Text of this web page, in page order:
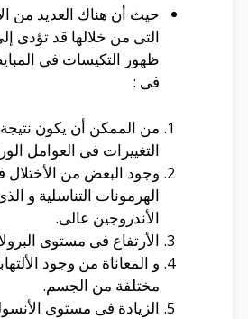
حيث أن هناك العديد من
التى من خلالها قد تؤدى
ظهور التكيسات فى
فى :
من الممكن أن يكون
التغييرات فى العوامل
وجود البعض من الأختلال
الهرمونات التناسلية و
الأندروجين عالى.
الأرتفاع فى مستوى
و المعاناة من وجود
مختلفة من الجسم.
الزيادة فى مستوى